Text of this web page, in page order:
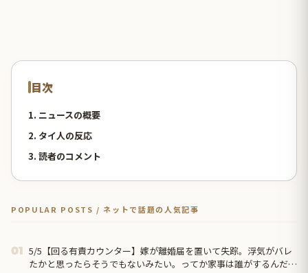
目次
1. ニュースの概要
2. タイ人の反応
3. 読者のコメント
POPULAR POSTS / ネットで話題の人気記事
01 5/5【回る有責カウンター】嫁が離婚届を置いて失踪。浮気がバレ
たかと思ったらそうでもないみたい。ってか家事は誰がするんだ